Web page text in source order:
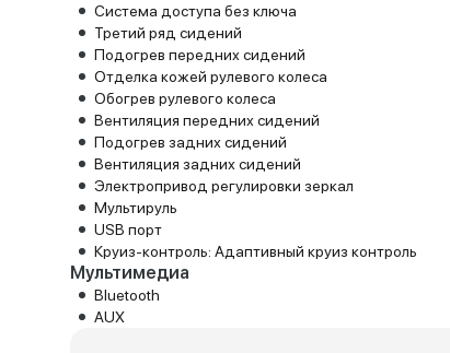
Система доступа без ключа
Третий ряд сидений
Подогрев передних сидений
Отделка кожей рулевого колеса
Обогрев рулевого колеса
Вентиляция передних сидений
Подогрев задних сидений
Вентиляция задних сидений
Электропривод регулировки зеркал
Мультируль
USB порт
Круиз-контроль: Адаптивный круиз контроль
Мультимедиа
Bluetooth
AUX